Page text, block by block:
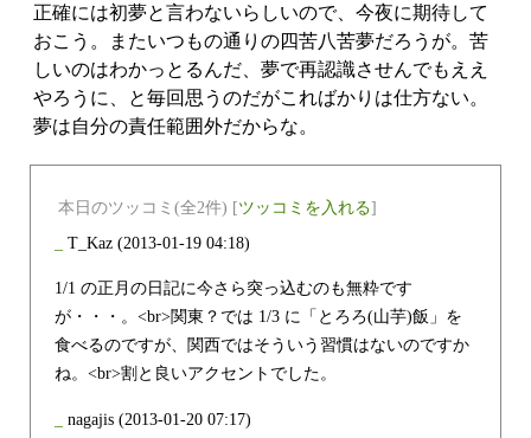
正確には初夢と言わないらしいので、今夜に期待して
おこう。またいつもの通りの四苦八苦夢だろうが。苦
しいのはわかっとるんだ、夢で再認識させんでもええ
やろうに、と毎回思うのだがこればかりは仕方ない。
夢は自分の責任範囲外だからな。
本日のツッコミ(全2件) [ツッコミを入れる]
T_Kaz (2013-01-19 04:18)
1/1 の正月の日記に今さら突っ込むのも無粋です
が・・・。<br>関東？では 1/3 に「とろろ(山芋)飯」を
食べるのですが、関西ではそういう習慣はないのですか
ね。<br>割と良いアクセントでした。
nagajis (2013-01-20 07:17)